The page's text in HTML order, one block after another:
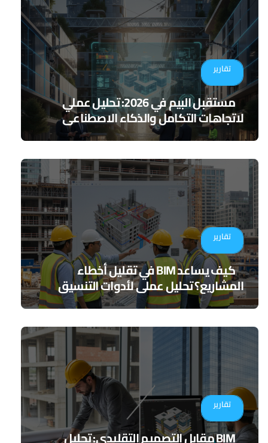
تقارير
مستقبل البيم في 2026: تحليل عملي
لاتجاهات التكامل والذكاء الاصطناعي
تقارير
كيف يساعد BIM في تقليل أخطاء
المشاريع؟ تحليل عملي لأدوات التنسيق
الرقمي
تقارير
BIM مقابل التصميم التقليدي: تحليل